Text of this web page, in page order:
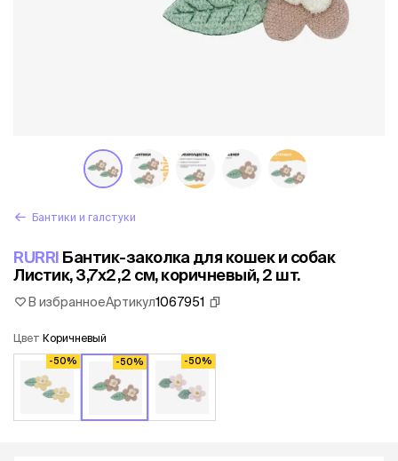
Бантики и галстуки
RURRI Бантик-заколка для кошек и собак
Листик, 3,7х2,2 см, коричневый, 2 шт.
В избранноеАртикул1067951
Цвет Коричневый
-50% -50% -50%